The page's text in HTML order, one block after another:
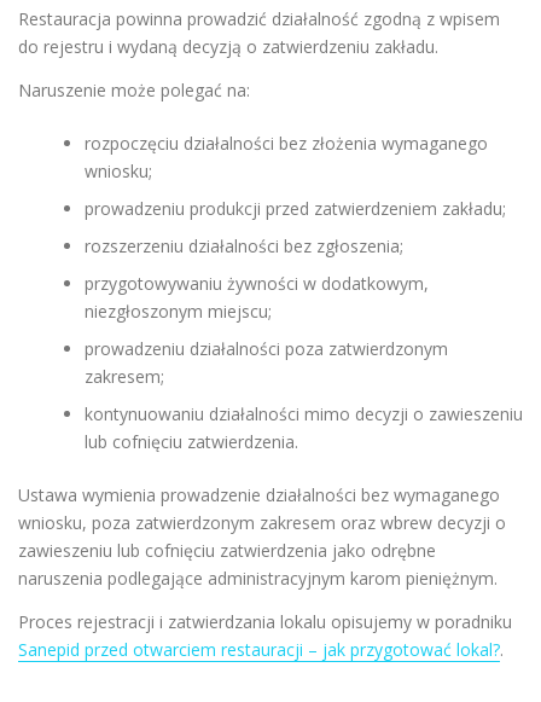
Restauracja powinna prowadzić działalność zgodną z wpisem
do rejestru i wydaną decyzją o zatwierdzeniu zakładu.
Naruszenie może polegać na:
rozpoczęciu działalności bez złożenia wymaganego
wniosku;
prowadzeniu produkcji przed zatwierdzeniem zakładu;
rozszerzeniu działalności bez zgłoszenia;
przygotowywaniu żywności w dodatkowym,
niezgłoszonym miejscu;
prowadzeniu działalności poza zatwierdzonym
zakresem;
kontynuowaniu działalności mimo decyzji o zawieszeniu
lub cofnięciu zatwierdzenia.
Ustawa wymienia prowadzenie działalności bez wymaganego
wniosku, poza zatwierdzonym zakresem oraz wbrew decyzji o
zawieszeniu lub cofnięciu zatwierdzenia jako odrębne
naruszenia podlegające administracyjnym karom pieniężnym.
Proces rejestracji i zatwierdzania lokalu opisujemy w poradniku
Sanepid przed otwarciem restauracji – jak przygotować lokal?.